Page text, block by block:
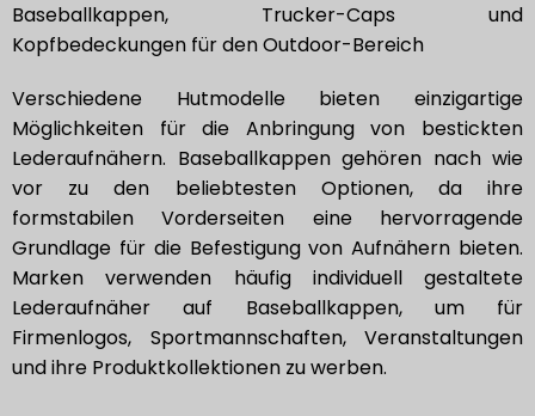
Baseballkappen, Trucker-Caps und
Kopfbedeckungen für den Outdoor-Bereich
Verschiedene Hutmodelle bieten einzigartige
Möglichkeiten für die Anbringung von bestickten
Lederaufnähern. Baseballkappen gehören nach wie
vor zu den beliebtesten Optionen, da ihre
formstabilen Vorderseiten eine hervorragende
Grundlage für die Befestigung von Aufnähern bieten.
Marken verwenden häufig individuell gestaltete
Lederaufnäher auf Baseballkappen, um für
Firmenlogos, Sportmannschaften, Veranstaltungen
und ihre Produktkollektionen zu werben.